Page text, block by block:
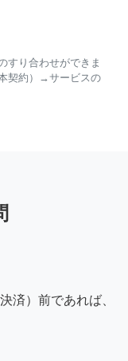
すり合わせができま
契約）→サービスの
済）前であれば、